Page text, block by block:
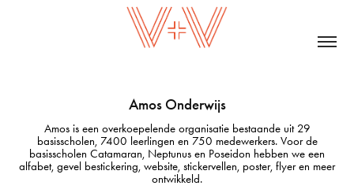
Amos Onderwijs
Amos is een overkoepelende organisatie bestaande uit 29
basisscholen, 7400 leerlingen en 750 medewerkers. Voor de
basisscholen Catamaran, Neptunus en Poseidon hebben we een
alfabet, gevel bestickering, website, stickervellen, poster, flyer en meer
ontwikkeld.